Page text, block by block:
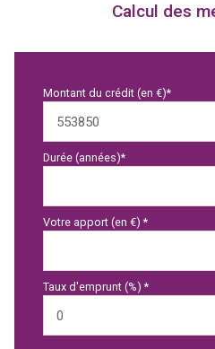
Calcul des
Montant du crédit (en €)*
Durée (années)*
Votre apport (en €) *
Taux d'emprunt (%) *